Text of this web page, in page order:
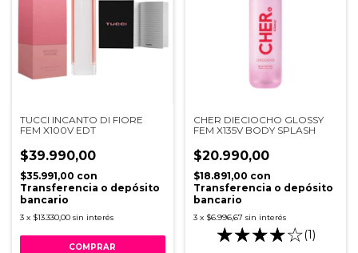
TUCCI INCANTO DI FIORE
FEM X100V EDT
$39.990,00
$35.991,00 con
Transferencia o depósito
bancario
3 x $13.330,00 sin interés
CHER DIECIOCHO GLOSSY
FEM X135V BODY SPLASH
$20.990,00
$18.891,00 con
Transferencia o depósito
bancario
3 x $6.996,67 sin interés
(1)